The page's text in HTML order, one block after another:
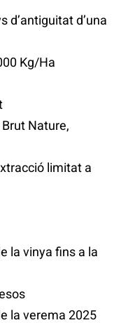
d’antiguitat d’una
Kg/Ha
Nature,
limitat a
la vinya fins a la
la verema 2025